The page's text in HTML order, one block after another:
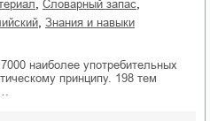
словарный запас
знания и навыки
наиболее употребительных
принципу. 198 тем